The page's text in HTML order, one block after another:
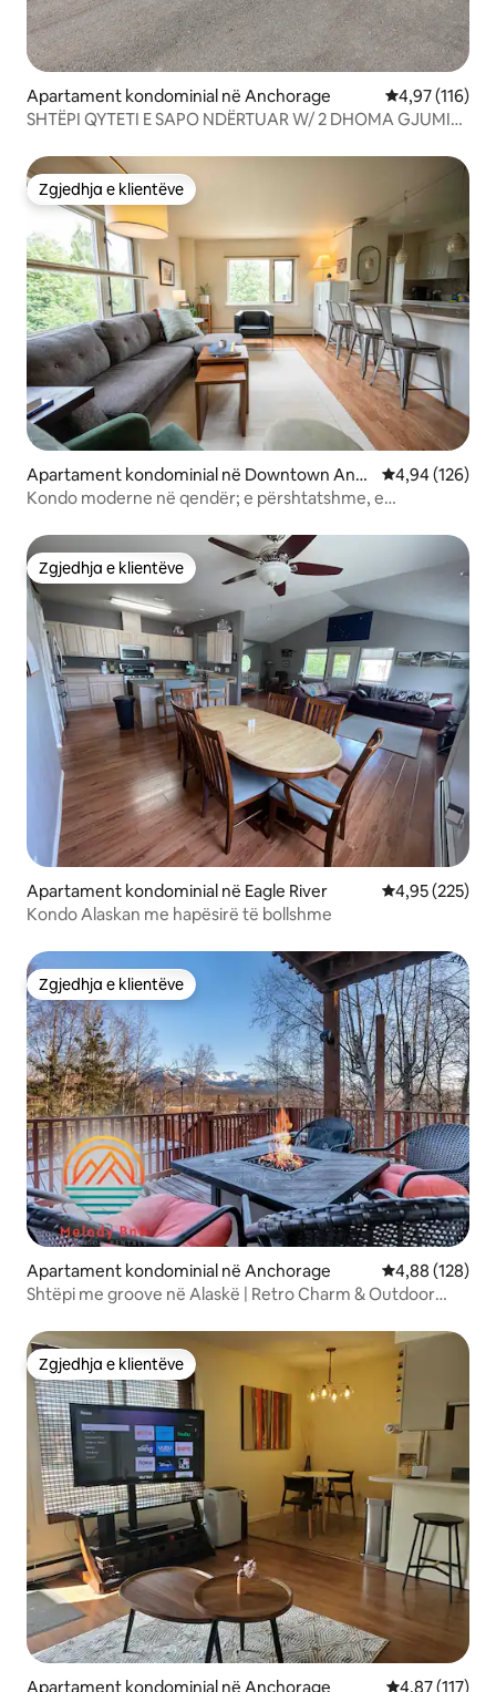
Apartament kondominial në Anchorage Vlerësimi
4,97 (116)
SHTËPI QYTETI E SAPO NDËRTUAR W/ 2 DHOMA GJUMI
Zgjedhja e klientëve
Zgjedhja e klientëve
Apartament kondominial në Downtown Anc
horage
Vlerësimi
4,94 (126)
Kondo moderne në qendër; e përshtatshme, e
Zgjedhja e klientëve
Zgjedhja e klientëve
Apartament kondominial në Eagle River Vlerësimi
4,95 (225)
Kondo Alaskan me hapësirë të bollshme
Zgjedhja e klientëve
Zgjedhja e klientëve
Apartament kondominial në Anchorage Vlerësimi
4,88 (128)
Shtëpi me groove në Alaskë | Retro Charm & Outdoor
Zgjedhja e klientëve
Zgjedhja e klientëve
Apartament kondominial në Anchorage Vlerësimi
4,87 (117)